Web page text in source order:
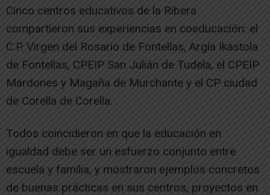
Cinco centros educativos de la Ribera
compartieron sus experiencias en coeducación: el
C.P. Virgen del Rosario de Fontellas, Argía Ikastola
de Fontellas, CPEIP San Julián de Tudela, el CPEIP
Mardones y Magaña de Murchante y el CP ciudad
de Corella de Corella.
Todos coincidieron en que la educación en
igualdad debe ser un esfuerzo conjunto entre
escuela y familia, y mostraron ejemplos concretos
de buenas prácticas en sus centros, proyectos en